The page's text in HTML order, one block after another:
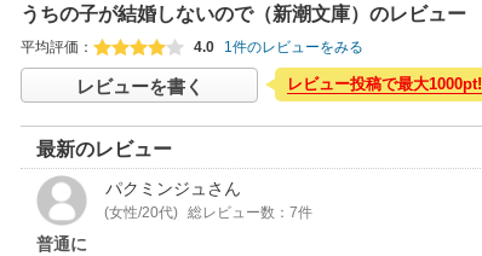
うちの子が結婚しないので（新潮文庫）のレビュー
平均評価： 4.0 1件のレビューをみる
レビューを書く レビュー投稿で最大1000pt!
最新のレビュー
パクミンジュ さん
(女性/20代) 総レビュー数：7件
普通に